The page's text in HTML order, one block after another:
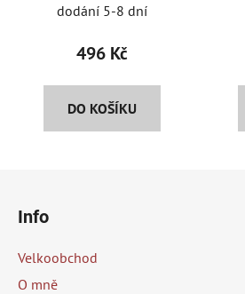
dodání 5-8 dní
496 Kč
DO KOŠÍKU
Info
Velkoobchod
O mně